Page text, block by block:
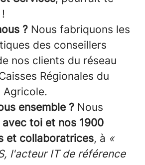
!
? Nous fabriquons les
des conseillers
nos clients du réseau
Régionales du
Agricole.
ensemble ? Nous
avec toi et nos 1900
et collaboratrices, à «
l'acteur IT de référence